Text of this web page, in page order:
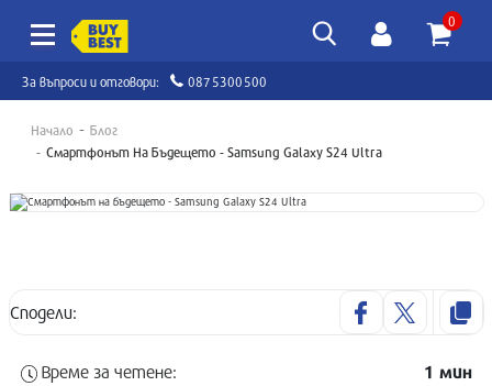
0
За въпроси и отговори: 0875300500
Начало
Блог
Смартфонът На Бъдещето - Samsung Galaxy S24 Ultra
Сподели:
Време за четене: 1 мин